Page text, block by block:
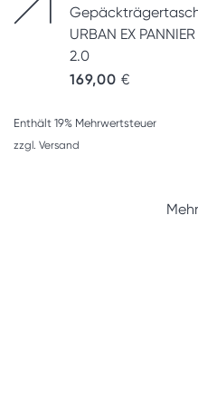
URBAN EX PANNIER
2.0
169,00 €
Enthält 19% Mehrwertsteuer
zzgl. Versand